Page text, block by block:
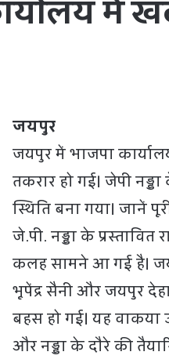
में
जयपुर
जयपुर में भाजपा
तकरार हो गई। जेपी
स्थिति बना गया। जानें
जे.पी. नड्डा के
कलह सामने आ गई है।
भूपेंद्र सैनी और जयपुर
बहस हो गई। यह वाकया
और नड्डा के दौरे की